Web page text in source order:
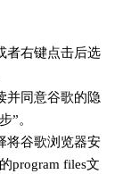
者右键点击后选
并同意谷歌的隐
”。
将谷歌浏览器安
program files文